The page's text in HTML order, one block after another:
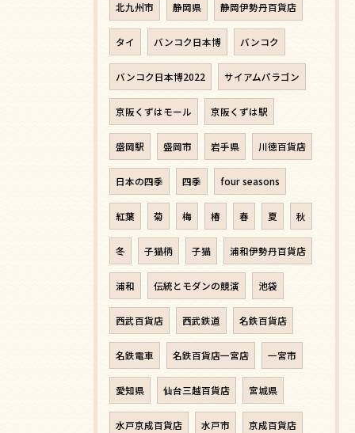
北九州市 静岡県 静岡伊勢丹百貨店
タイ バンコク日本博 バンコク
バンコク日本博2022 サイアムパラゴン
京阪くずはモール 京阪くずは駅
盛岡駅 盛岡市 岩手県 川徳百貨店
日本の四季 四季 four seasons
紅葉 菊 梅 椿 春 夏 秋
冬 子猫柄 子猫 浦和伊勢丹百貨店
浦和 伝統とモダンの競演 池袋
西武百貨店 西武鉄道 名鉄百貨店
名鉄電車 名鉄百貨店一宮店 一宮市
愛知県 仙台三越百貨店 宮城県
水戸京成百貨店 水戸市 京成百貨店